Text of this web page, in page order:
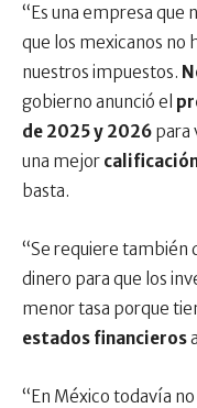
“Es una empresa que
que los mexicanos no
nuestros impuestos.
gobierno anunció el
de 2025 y 2026 para
una mejor
basta.
“Se requiere también
dinero para que los
menor tasa porque
estados financieros
“En México todavía